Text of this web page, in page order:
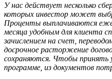
У нас действует несколько
которых инвестор может
Проценты выплачиваются
месяца удобным для клиента
зачислением на счет,
досрочное расторжение
сохраняются. Чтобы принять
программе, из документов